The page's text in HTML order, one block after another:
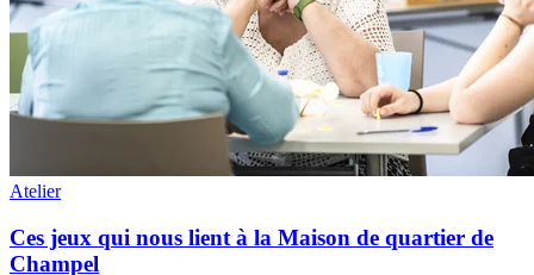
Atelier
Ces jeux qui nous lient à la Maison de quartier de
Champel